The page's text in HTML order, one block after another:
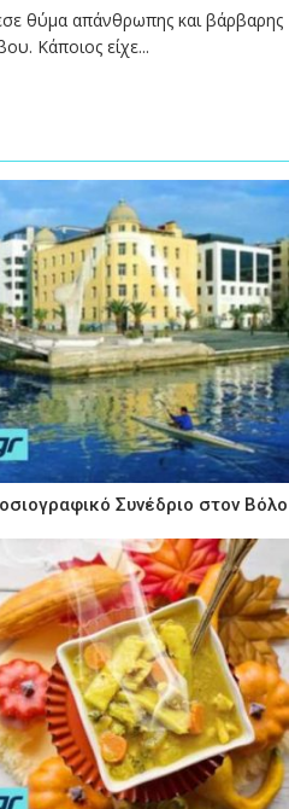
θύμα απάνθρωπης και βάρβαρης
Κάποιος είχε...
Συνέδριο στον Βόλο